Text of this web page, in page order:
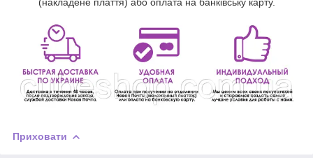
Приховати